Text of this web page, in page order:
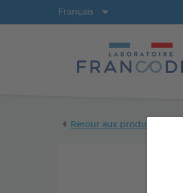
Français
Retour aux produits